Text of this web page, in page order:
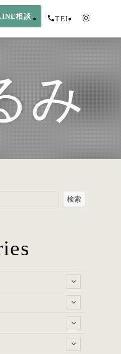
相談 TEL
み
検索